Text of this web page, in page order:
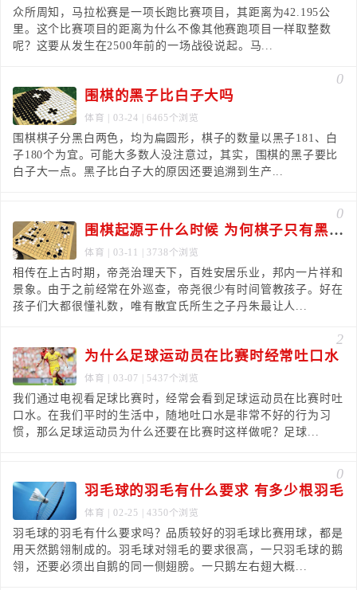
众所周知，马拉松赛是一项长跑比赛项目，其距离为42.195公
里。这个比赛项目的距离为什么不像其他赛跑项目一样取整数
呢？这要从发生在2500年前的一场战役说起。马...
0
围棋的黑子比白子大吗
体育 | 03-24 | 6465个浏览
围棋棋子分黑白两色，均为扁圆形，棋子的数量以黑子181、白
子180个为宜。可能大多数人没注意过，其实，围棋的黑子要比
白子大一点。黑子比白子大的原因还要追溯到生产...
0
围棋起源于什么时候 为何棋子只有黑白两种颜色
体育 | 03-11 | 3738个浏览
相传在上古时期，帝尧治理天下，百姓安居乐业，邦内一片祥和
景象。由于之前经常在外巡查，帝尧很少有时间管教孩子。好在
孩子们大都很懂礼数，唯有散宜氏所生之子丹朱最让人...
2
为什么足球运动员在比赛时经常吐口水
体育 | 03-07 | 5437个浏览
我们通过电视看足球比赛时，经常会看到足球运动员在比赛时吐
口水。在我们平时的生活中，随地吐口水是非常不好的行为习
惯，那么足球运动员为什么还要在比赛时这样做呢？足球...
0
羽毛球的羽毛有什么要求 有多少根羽毛
体育 | 02-25 | 4350个浏览
羽毛球的羽毛有什么要求吗？品质较好的羽毛球比赛用球，都是
用天然鹅翎制成的。羽毛球对翎毛的要求很高，一只羽毛球的鹅
翎，还要必须出自鹅的同一侧翅膀。一只鹅左右翅大概...